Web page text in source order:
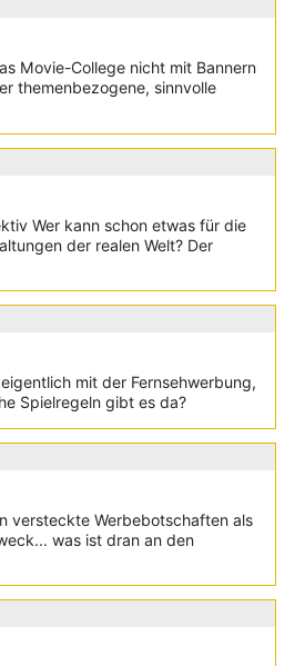
Movie-College nicht mit Bannern
themenbezogene, sinnvolle
Wer kann schon etwas für die
der realen Welt? Der
mit der Fernsehwerbung,
Spielregeln gibt es da?
versteckte Werbebotschaften als
was ist dran an den